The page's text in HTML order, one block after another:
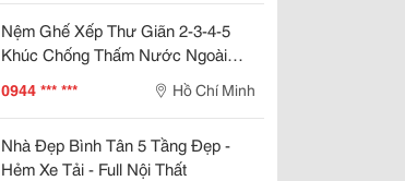
Nệm Ghế Xếp Thư Giãn 2-3-4-5
Khúc Chống Thấm Nước Ngoài
Trời Bãi Biển Sân Vườn
0944 *** *** Hồ Chí Minh
Nhà Đẹp Bình Tân 5 Tầng Đẹp -
Hẻm Xe Tải - Full Nội Thất